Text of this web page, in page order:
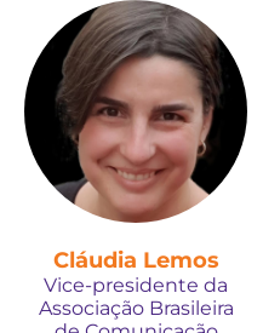
Cláudia Lemos
Vice-presidente da
Associação Brasileira